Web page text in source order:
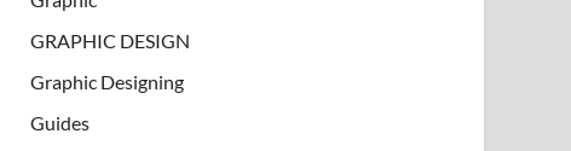
GRAPHIC DESIGN
Graphic Designing
Guides